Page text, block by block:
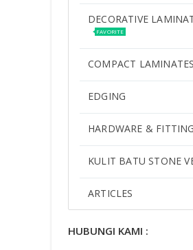
DECORATIVE
FAVORITE
COMPACT LAMINATES
EDGING
HARDWARE & FITTING
KULIT BATU STONE
ARTICLES
HUBUNGI KAMI :